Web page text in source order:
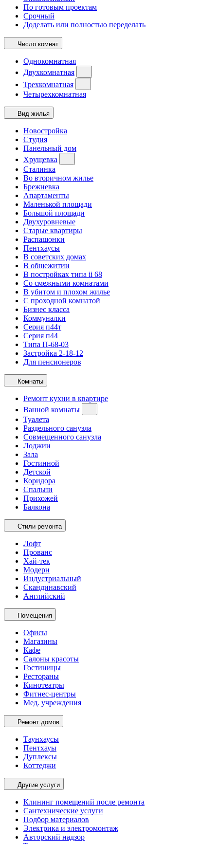
По готовым проектам
Срочный
Доделать или полностью переделать
Число комнат
Однокомнатная
Двухкомнатная
Трехкомнатная
Четырехкомнатная
Вид жилья
Новостройка
Студия
Панельный дом
Хрущевка
Сталинка
Во вторичном жилье
Брежневка
Апартаменты
Маленькой площади
Большой площади
Двухуровневые
Старые квартиры
Распашонки
Пентхаусы
В советских домах
В общежитии
В постройках типа ii 68
Со смежными комнатами
В убитом и плохом жилье
С проходной комнатой
Бизнес класса
Коммуналки
Серия п44т
Серия п44
Типа П-68-03
Застройка 2-18-12
Для пенсионеров
Комнаты
Ремонт кухни в квартире
Ванной комнаты
Туалета
Раздельного санузла
Совмещенного санузла
Лоджии
Зала
Гостинной
Детской
Коридора
Спальни
Прихожей
Балкона
Стили ремонта
Лофт
Прованс
Хай-тек
Модерн
Индустриальный
Скандинавский
Английский
Помещения
Офисы
Магазины
Кафе
Салоны красоты
Гостиницы
Рестораны
Кинотеатры
Фитнес-центры
Мед. учреждения
Ремонт домов
Таунхаусы
Пентхауы
Дуплексы
Коттеджи
Другие услуги
Клининг помещений после ремонта
Сантехнические услуги
Подбор материалов
Электрика и электромонтаж
Авторский надзор